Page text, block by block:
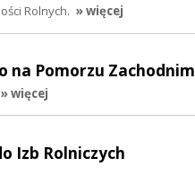
Rolnych. » więcej
na Pomorzu Zachodnim
» więcej
Izb Rolniczych